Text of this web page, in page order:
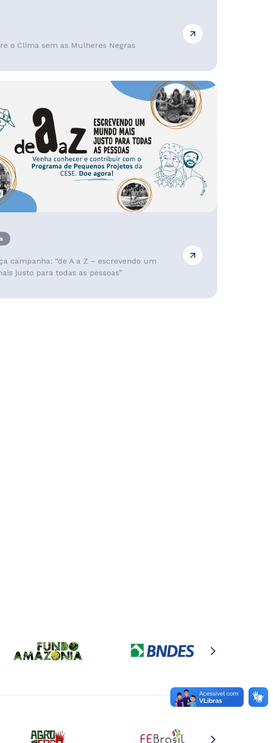
o Clima sem as Mulheres Negras
campanha: “de A a Z – escrevendo um
justo para todas as pessoas”